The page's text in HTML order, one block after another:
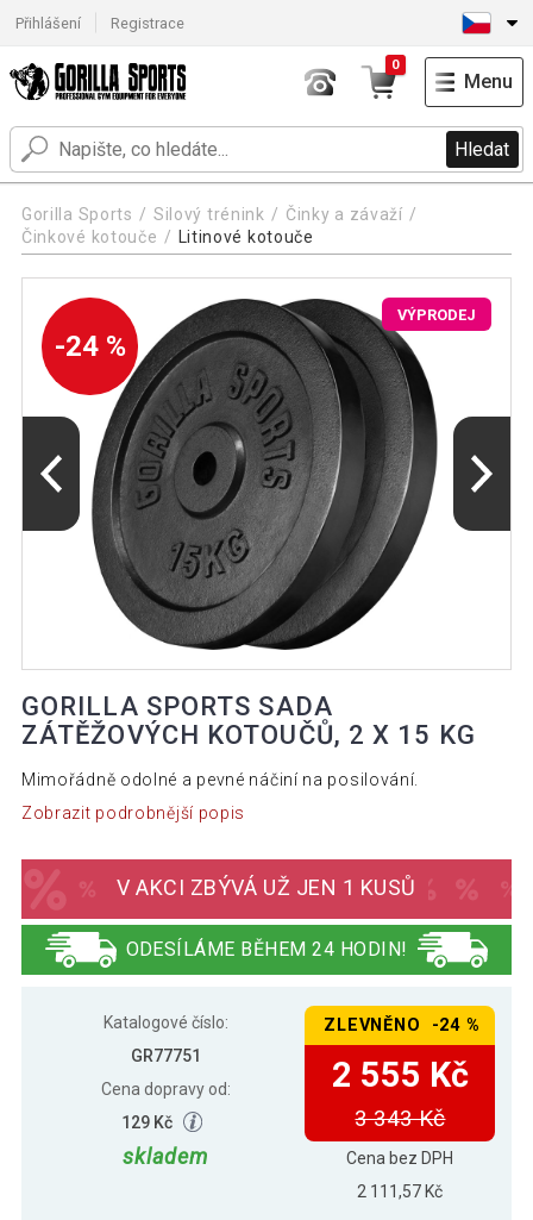
Přihlášení Registrace
Hledat
0
Menu
Gorilla Sports Silový trénink
Činky a závaží
Činkové kotouče
Litinové kotouče
-24 %
VÝPRODEJ
GORILLA SPORTS SADA
ZÁTĚŽOVÝCH KOTOUČŮ, 2 X 15 KG
Mimořádně odolné a pevné náčiní na posilování.
Zobrazit podrobnější popis
V AKCI ZBÝVÁ UŽ JEN 1 KUSŮ
ODESÍLÁME BĚHEM 24 HODIN!
Katalogové číslo:
GR77751
Cena dopravy od:
129 Kč
skladem
ZLEVNĚNO -24 %
2 555 Kč
3 343 Kč
Cena bez DPH
2 111,57 Kč